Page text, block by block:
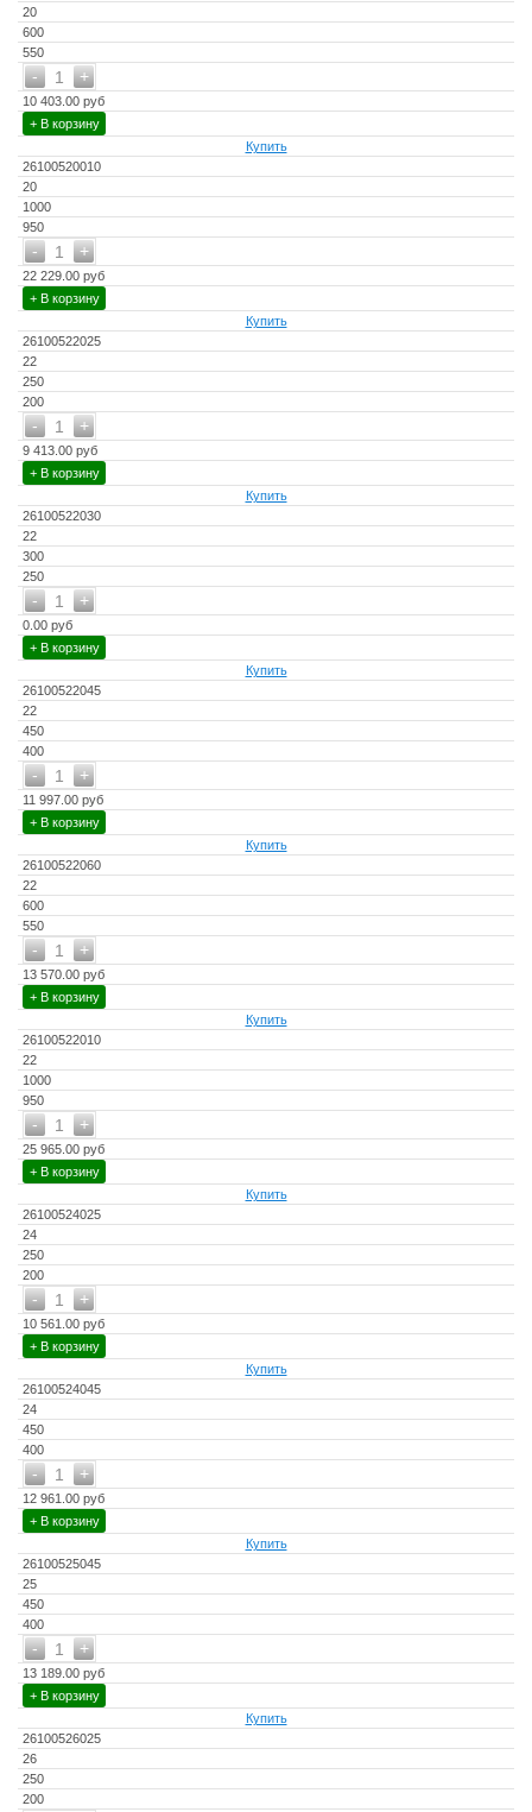
20
600
550
+
- 1
10 403.00 руб
+ В корзину
Купить
26100520010
20
1000
950
+
- 1
22 229.00 руб
+ В корзину
Купить
26100522025
22
250
200
+
- 1
9 413.00 руб
+ В корзину
Купить
26100522030
22
300
250
+
- 1
0.00 руб
+ В корзину
Купить
26100522045
22
450
400
+
- 1
11 997.00 руб
+ В корзину
Купить
26100522060
22
600
550
+
- 1
13 570.00 руб
+ В корзину
Купить
26100522010
22
1000
950
+
- 1
25 965.00 руб
+ В корзину
Купить
26100524025
24
250
200
+
- 1
10 561.00 руб
+ В корзину
Купить
26100524045
24
450
400
+
- 1
12 961.00 руб
+ В корзину
Купить
26100525045
25
450
400
+
- 1
13 189.00 руб
+ В корзину
Купить
26100526025
26
250
200